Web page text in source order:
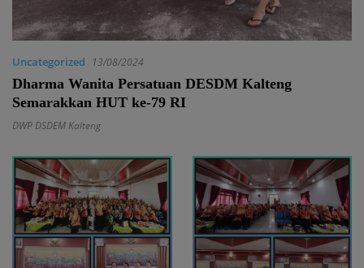
Uncategorized 13/08/2024
Dharma Wanita Persatuan DESDM Kalteng
Semarakkan HUT ke-79 RI
DWP DSDEM Kalteng